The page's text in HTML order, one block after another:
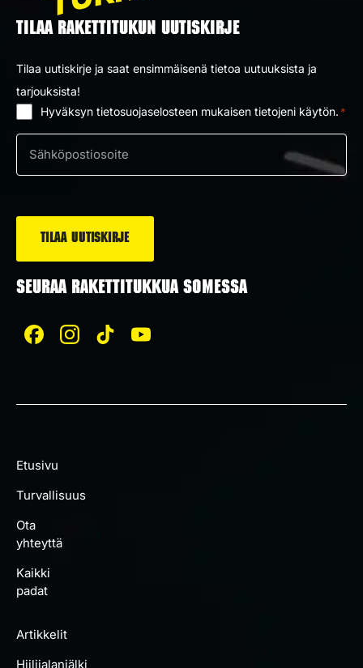
TILAA RAKETTITUKUN UUTISKIRJE
Tilaa uutiskirje ja saat ensimmäisenä tietoa uutuuksista ja
tarjouksista!
Hyväksyn tietosuojaselosteen mukaisen tietojeni käytön. *
Sähköposti
SEURAA RAKETTITUKKUA SOMESSA
Etusivu
Turvallisuus
Ota
yhteyttä
Kaikki
padat
Artikkelit
Hiilijalanjälki